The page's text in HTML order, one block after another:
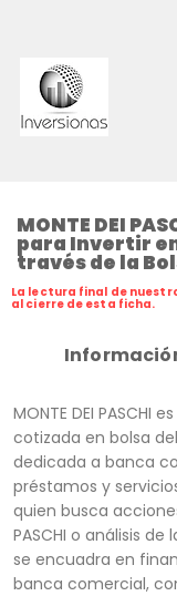
MONTE DEI
para Invertir
través de la
La lectura final de
al cierre de esta ficha.
MONTE DEI PASCHI
cotizada en bolsa
dedicada a banca
préstamos y
quien busca
PASCHI o análisis
se encuadra en
banca comercial,